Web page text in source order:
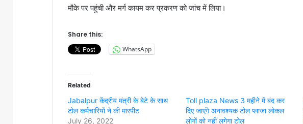
मौके पर पहुंची और मर्ग कायम कर प्रकरण को जांच में लिया।
Share this:
WhatsApp
Related
Jabalpur केंद्रीय मंत्री के बेटे के साथ
टोल कर्मचारियों ने की मारपीट
July 26, 2022
Toll plaza News 3 महीने में बंद कर
दिए जाएंगे अनावश्यक टोल प्लाजा लोकल
लोगों को नहीं लगेगा टोल